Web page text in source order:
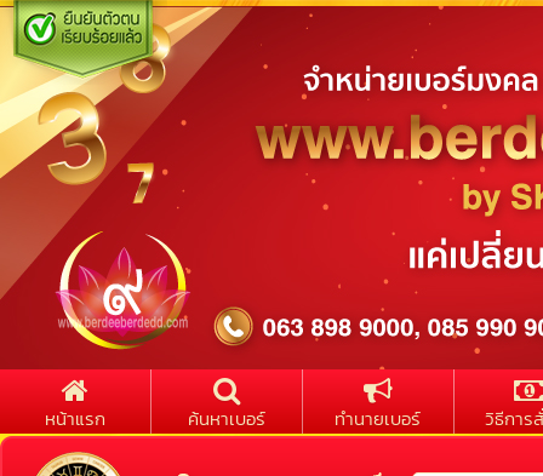
หน้าแรก ค้นหาเบอร์ ทำนายเบอร์ วิธีการ